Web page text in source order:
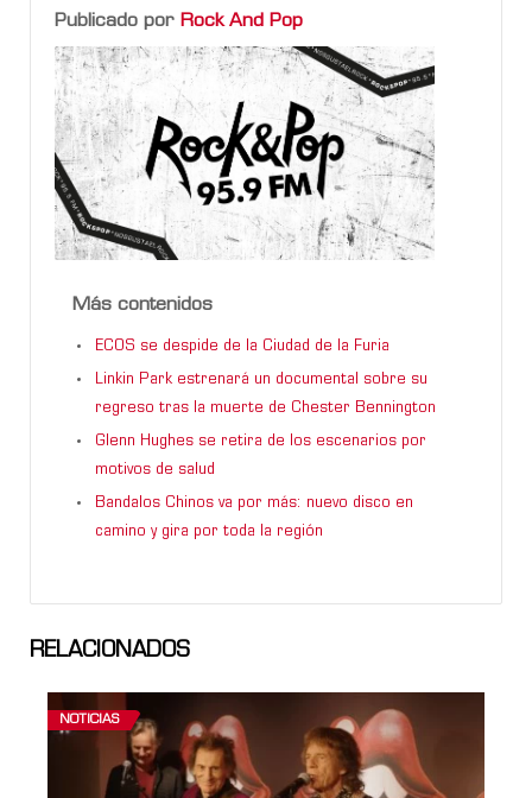
Publicado por Rock And Pop
Más contenidos
ECOS se despide de la Ciudad de la Furia
Linkin Park estrenará un documental sobre su
regreso tras la muerte de Chester Bennington
Glenn Hughes se retira de los escenarios por
motivos de salud
Bandalos Chinos va por más: nuevo disco en
camino y gira por toda la región
RELACIONADOS
NOTICIAS